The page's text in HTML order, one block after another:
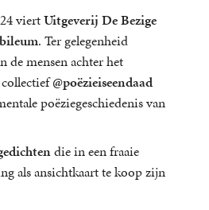
viertUitgeverij De Bezige
. Ter gelegenheid
de mensen achter het
@poëzieiseendaad
poëziegeschiedenis van
die in een fraaie
als ansichtkaart te koop zijn